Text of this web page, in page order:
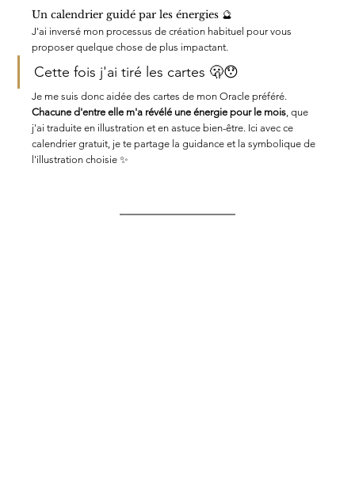
Un calendrier guidé par les énergies 🔮
J'ai inversé mon processus de création habituel pour vous
proposer quelque chose de plus impactant.
Cette fois j'ai tiré les cartes 🫢😯
Je me suis donc aidée des cartes de mon Oracle préféré.
Chacune d'entre elle m'a révélé une énergie pour le mois, que
j'ai traduite en illustration et en astuce bien-être. Ici avec ce
calendrier gratuit, je te partage la guidance et la symbolique de
l'illustration choisie ✨